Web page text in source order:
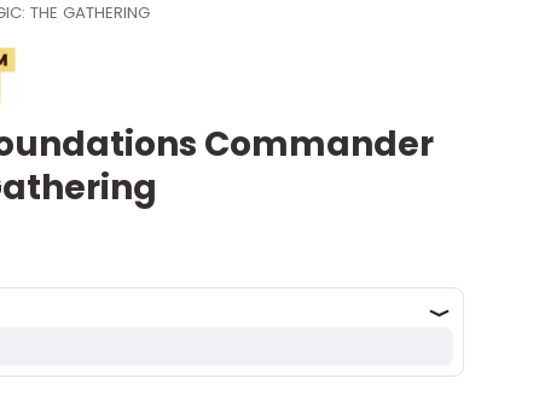
THE GATHERING
Commander